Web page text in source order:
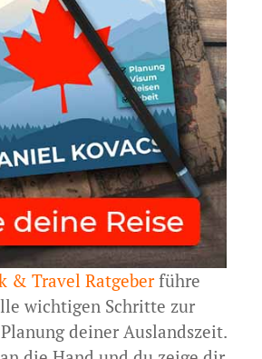
& Travel Ratgeberführe
wichtigen Schritte zur
deiner Auslandszeit.